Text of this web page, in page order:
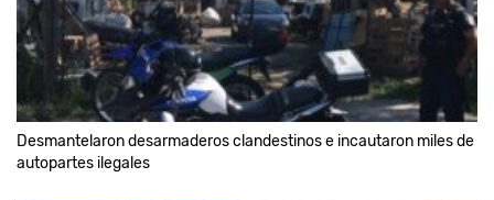
Desmantelaron desarmaderos clandestinos e incautaron miles de
autopartes ilegales